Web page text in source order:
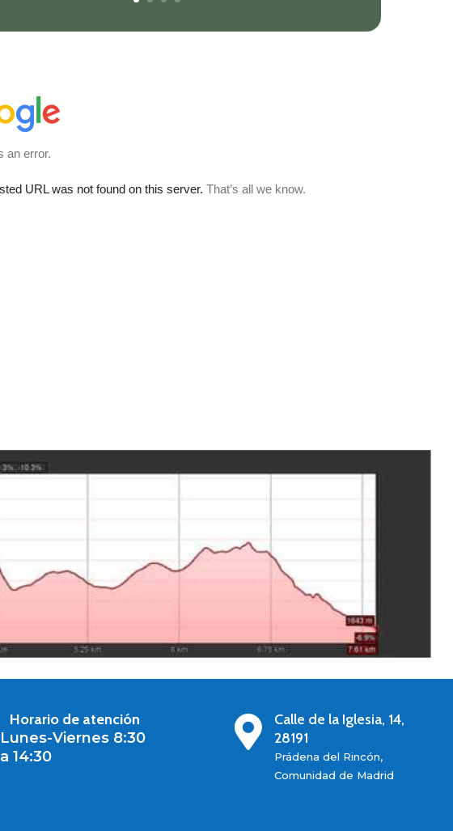
Horario de atención
Lunes-Viernes 8:30
a 14:30

Calle de la Iglesia, 14,
28191
Prádena del Rincón,
Comunidad de Madrid